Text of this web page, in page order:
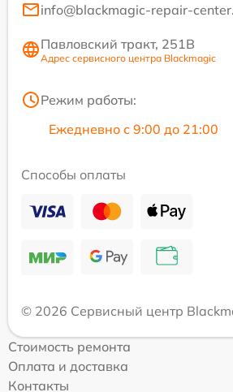
info@blackmagic-repair-
Павловский тракт, 251В
Адрес сервисного центра Blackmagic
Режим работы:
Ежедневно с 9:00 до 21:00
Способы оплаты
© 2026 Сервисный центр
Стоимость ремонта
Оплата и доставка
Контакты